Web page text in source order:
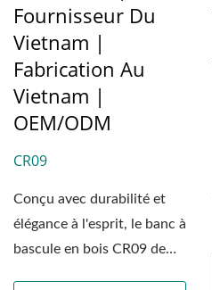
Fournisseur Du
Vietnam |
Fabrication Au
Vietnam |
OEM/ODM
CR09
Conçu avec durabilité et
élégance à l'esprit, le banc à
bascule en bois CR09 de